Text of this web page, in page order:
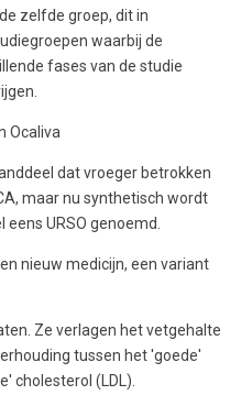
zelfde groep, dit in
waarbij de
fases van de studie
Ocaliva
dat vroeger betrokken
maar nu synthetisch wordt
URSO genoemd.
nieuw medicijn, een variant
Ze verlagen het vetgehalte
tussen het 'goede'
cholesterol (LDL).